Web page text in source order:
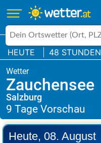
HEUTE 48 STUNDEN
Zauchensee
Salzburg
Heute, 08. August